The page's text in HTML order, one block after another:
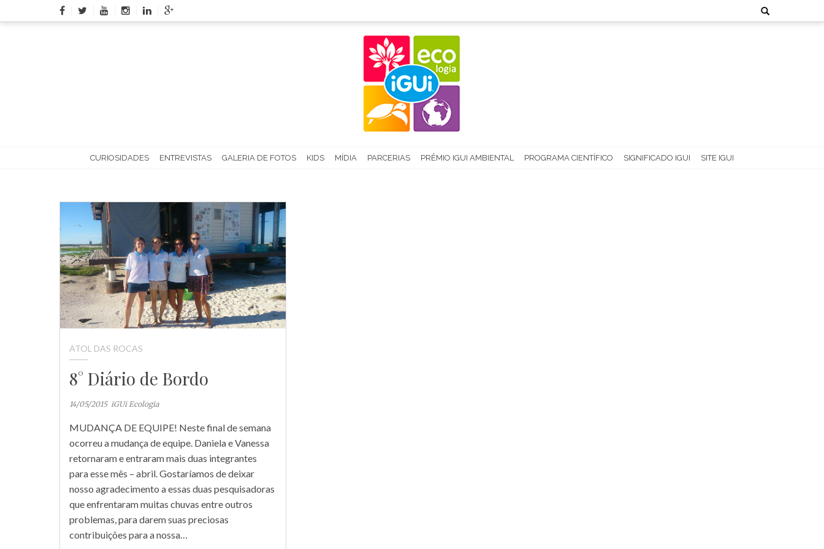
to
Search
for:
CURIOSIDADES ENTREVISTAS GALERIA DE FOTOS KIDS MÍDIA PARCERIAS PRÊMIO IGUI AMBIENTAL PROGRAMA CIENTÍFICO SIGNIFICADO IGUI SITE IGUI
ATOL DAS ROCAS
8° Diário de Bordo
14/05/2015 iGUi Ecologia
MUDANÇA DE EQUIPE! Neste final de semana
ocorreu a mudança de equipe. Daniela e Vanessa
retornaram e entraram mais duas integrantes
para esse mês – abril. Gostaríamos de deixar
nosso agradecimento a essas duas pesquisadoras
que enfrentaram muitas chuvas entre outros
problemas, para darem suas preciosas
contribuições para a nossa…